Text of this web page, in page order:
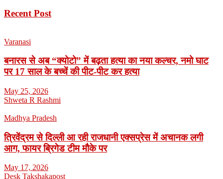
Recent Post
Varanasi
बनारस से अब “क्योटो” में बढ़ता हत्या का नया कल्चर, नमो घाट
पर 17 साल के बच्चें की पीट-पीट कर हत्या
May 25, 2026
Shweta R Rashmi
Madhya Pradesh
त्रिवेंद्रम से दिल्ली आ रही राजधानी एक्सप्रेस में अचानक लगी
आग, फायर ब्रिगेड टीम मौके पर
May 17, 2026
Desk Takshakapost